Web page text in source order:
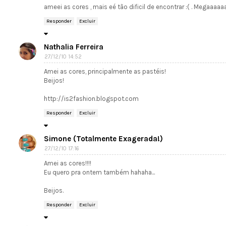
ameei as cores , mais eé tão dificil de encontrar :( .
Responder Excluir
Nathalia Ferreira
27/12/10 14:52
Amei as cores, principalmente as pastéis!
Beijos!
http://is2fashion.blogspot.com
Responder Excluir
Simone (Totalmente Exagerada!)
27/12/10 17:16
Amei as cores!!!!
Eu quero pra ontem também hahaha...
Beijos.
Responder Excluir